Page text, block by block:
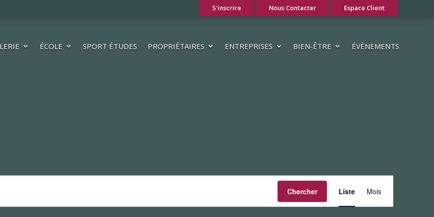
Espace Client
Nous Contacter
S'inscrire
ÉCOLE SPORT ÉTUDES PROPRIÉTAIRES ENTREPRISES BIEN-ÊTRE ÉVÈNEMENTS
Chercher
de
vues
Liste Mois